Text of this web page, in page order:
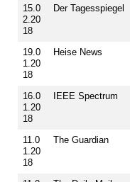
15.0
2.20
18
Der Tagesspiegel
19.0
1.20
18
Heise News
16.0
1.20
18
IEEE Spectrum
11.0
1.20
18
The Guardian